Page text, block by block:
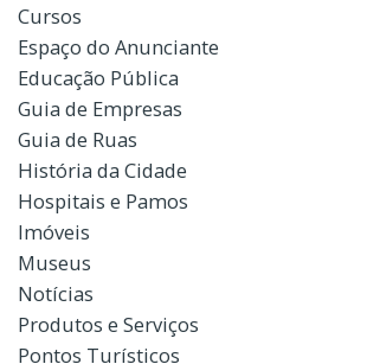
Cursos
Espaço do Anunciante
Educação Pública
Guia de Empresas
Guia de Ruas
História da Cidade
Hospitais e Pamos
Imóveis
Museus
Notícias
Produtos e Serviços
Pontos Turísticos